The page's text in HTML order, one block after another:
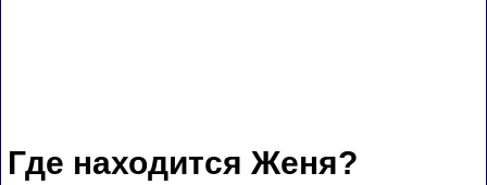
Где находится Женя?